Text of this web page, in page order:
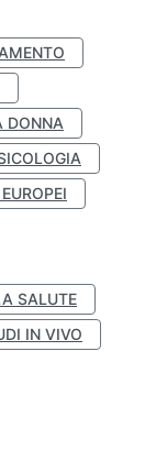
DONNA
SALUTE
IN VIVO